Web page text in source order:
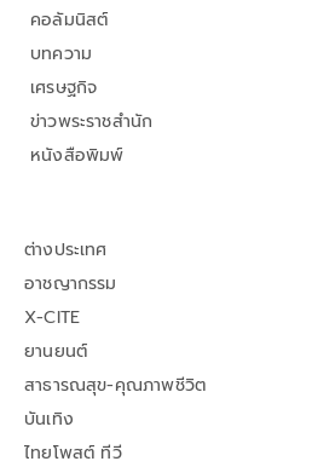
คอลัมนิสต์
บทความ
เศรษฐกิจ
ข่าวพระราชสำนัก
หนังสือพิมพ์
ต่างประเทศ
อาชญากรรม
X-CITE
ยานยนต์
สาธารณสุข-คุณภาพชีวิต
บันเทิง
ไทยโพสต์ ทีวี